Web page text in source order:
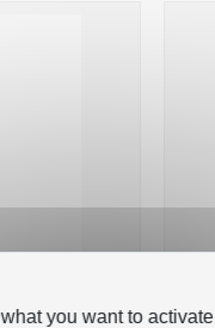
you want to activate